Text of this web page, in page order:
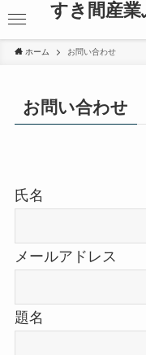
すき間産
ホーム お問い合わせ
お問い合わせ
氏名
メールアドレス
題名